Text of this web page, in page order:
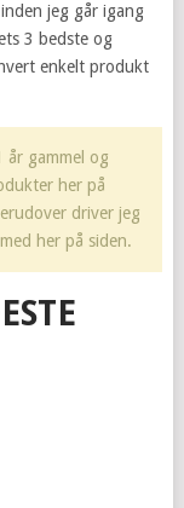
jeg går igang
3 bedste og
enkelt produkt
år gammel og
her på
driver jeg
her på siden.